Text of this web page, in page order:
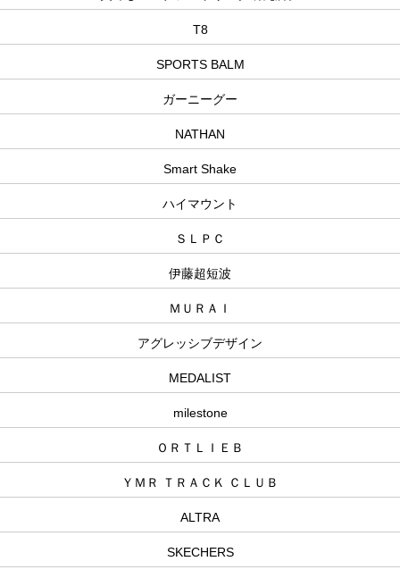
T8
SPORTS BALM
ガーニーグー
NATHAN
Smart Shake
ハイマウント
ＳＬＰＣ
伊藤超短波
ＭＵＲＡＩ
アグレッシブデザイン
MEDALIST
milestone
ＯＲＴＬＩＥＢ
ＹＭＲ ＴＲＡＣＫ ＣＬＵＢ
ALTRA
SKECHERS